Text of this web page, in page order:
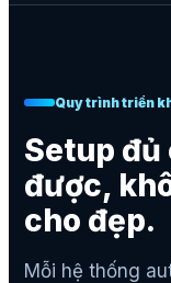
Quy trình triển
Setup đủ
được,
cho đẹp.
Mỗi hệ thống